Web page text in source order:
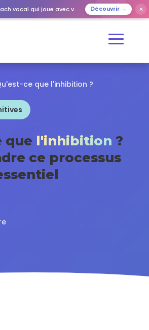
vocal qui joue avec vos proches Découvrir → ✕
ce que l'inhibition ?
que l'inhibition ?
ce processus